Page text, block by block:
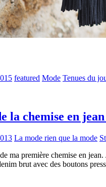
featured Mode Tenues du
la chemise en
La mode rien que la mode
ma première chemise en
brut avec des boutons